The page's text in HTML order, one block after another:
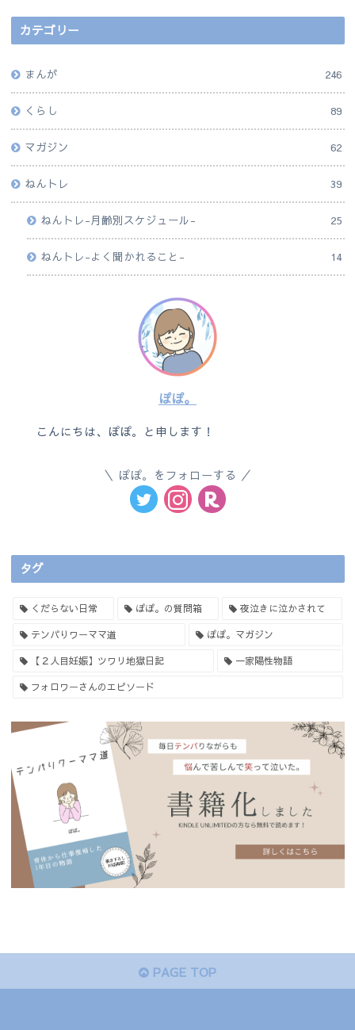
カテゴリー
まんが 246
くらし 89
マガジン 62
ねんトレ 39
ねんトレ-月齢別スケジュール- 25
ねんトレ-よく聞かれること- 14
ぽぽ。
こんにちは、ぽぽ。と申します！
ぽぽ。をフォローする
タグ
くだらない日常 ぽぽ。の質問箱 夜泣きに泣かされて
テンパりワーママ道 ぽぽ。マガジン
【２人目妊娠】ツワリ地獄日記 一家陽性物語
フォロワーさんのエピソード
PAGE TOP